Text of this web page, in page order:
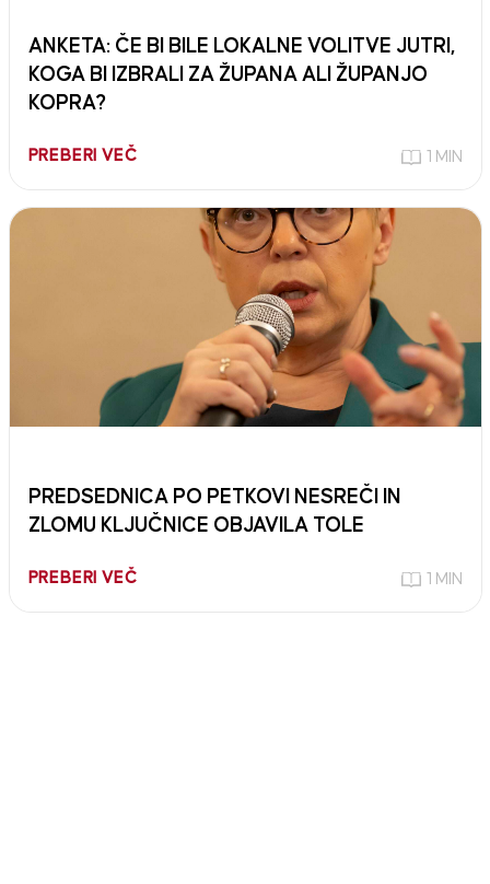
ANKETA: ČE BI BILE LOKALNE VOLITVE JUTRI,
KOGA BI IZBRALI ZA ŽUPANA ALI ŽUPANJO
KOPRA?
PREBERI VEČ 1 MIN
PREDSEDNICA PO PETKOVI NESREČI IN
ZLOMU KLJUČNICE OBJAVILA TOLE
PREBERI VEČ 1 MIN